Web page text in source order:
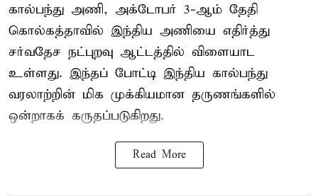
கால்பந்து அணி, அக்டோபர் 3-ஆம் தேதி
கொல்கத்தாவில் இந்திய அணியை எதிர்த்து
சர்வதேச நட்புறவு ஆட்டத்தில் விளையாட
உள்ளது. இந்தப் போட்டி இந்திய கால்பந்து
வரலாற்றின் மிக முக்கியமான தருணங்களில்
ஒன்றாகக் கருதப்படுகிறது.
Read More